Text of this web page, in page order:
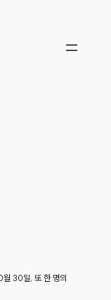
월 30일, 또 한 명의